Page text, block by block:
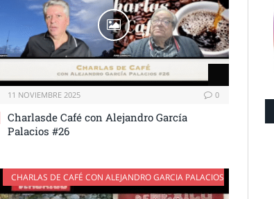
11 NOVIEMBRE 2025 0
Charlasde Café con Alejandro García
Palacios #26
CHARLAS DE CAFÉ CON ALEJANDRO GARCIA PALACIOS